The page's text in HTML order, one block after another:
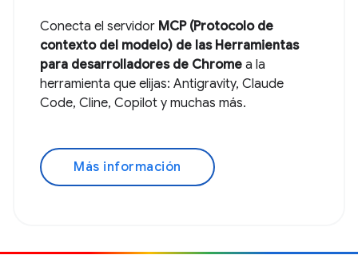
Conecta el servidor MCP (Protocolo de
contexto del modelo) de las Herramientas
para desarrolladores de Chrome a la
herramienta que elijas: Antigravity, Claude
Code, Cline, Copilot y muchas más.
Más información